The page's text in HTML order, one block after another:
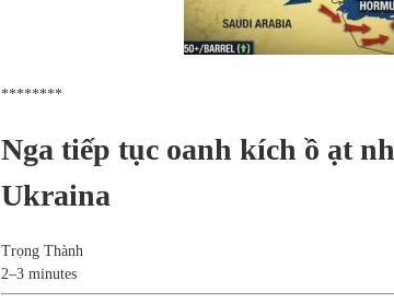
********
Nga tiếp tục oanh kích ồ ạt
Ukraina
Trọng Thành
2–3 minutes